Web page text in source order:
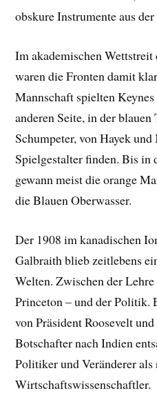
obskure Instrumente aus
Im akademischen Wettstreit
waren die Fronten damit
Mannschaft spielten
anderen Seite, in der blauen
Schumpeter, von Hayek
Spielgestalter finden. Bis in
gewann meist die orange
die Blauen Oberwasser.
Der 1908 im kanadischen
Galbraith blieb zeitlebens
Welten. Zwischen der
Princeton – und der Politik.
von Präsident Roosevelt
Botschafter nach Indien
Politiker und Veränderer als
Wirtschaftswissenschaftler.